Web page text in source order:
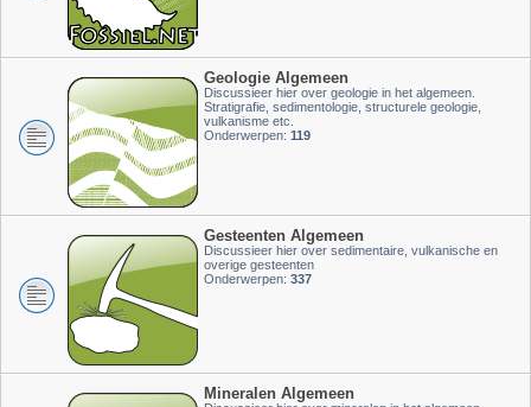
Geologie Algemeen
Discussieer hier over geologie in het algemeen.
Stratigrafie, sedimentologie, structurele geologie,
vulkanisme etc.
Onderwerpen: 119
Gesteenten Algemeen
Discussieer hier over sedimentaire, vulkanische en
overige gesteenten
Onderwerpen: 337
Mineralen Algemeen